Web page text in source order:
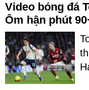
Video bóng đá
Ôm hận phút